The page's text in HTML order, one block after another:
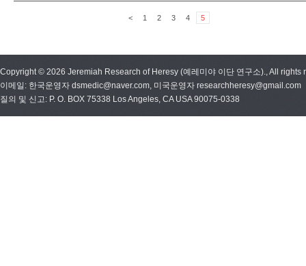
< 1 2 3 4 5
Copyright © 2026 Jeremiah Research of Heresy (예레미야 이단 연구소)., All rights
이메일: 한국운영자 dsmedic@naver.com, 미국운영자 researchheresy@gmail.com
질의 및 신고: P. O. BOX 75338 Los Angeles, CA USA 90075-0338